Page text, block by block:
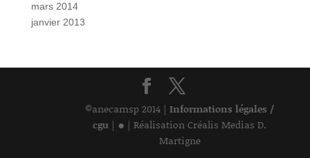
mars 2014
janvier 2013
©anecamsp 2014 |Informations légales /
cgu | • | Réalisation Créalis Medias D.
Martigne